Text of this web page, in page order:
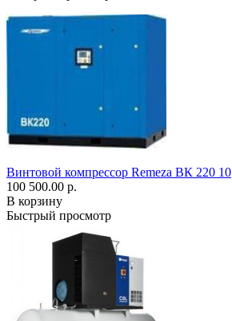
Винтовой компрессор Remeza ВК 220 10
100 500.00 р.
В корзину
Быстрый просмотр